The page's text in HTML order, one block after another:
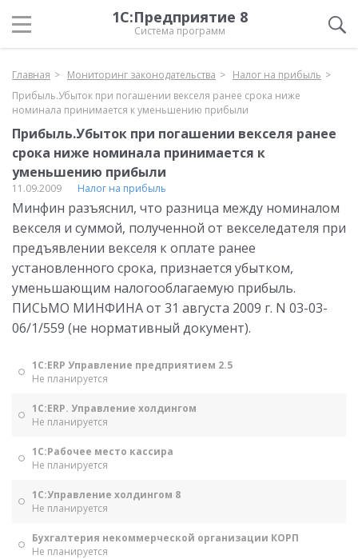
1С:Предприятие 8
Система программ
Главная Мониторинг законодательства
Налог на прибыль
Прибыль.Убыток при погашении векселя ранее срока ниже
номинала принимается к уменьшению прибыли
Прибыль.Убыток при погашении векселя ранее
срока ниже номинала принимается к
уменьшению прибыли
11.09.2009 Налог на прибыль
Минфин разъяснил, что разница между номиналом
векселя и суммой, полученной от векселедателя при
предъявлении векселя к оплате ранее
установленного срока, признается убытком,
уменьшающим налогооблагаемую прибыль.
ПИСЬМО МИНФИНА от 31 августа 2009 г. N 03-03-
06/1/559 (не нормативный документ).
1С:ERP Управление предприятием 2.5
Не планируется
1С:ERP. Управление холдингом
Не планируется
1С:Рабочее место кассира
Не планируется
1С:Управление холдингом 8
Не планируется
Бухгалтерия некоммерческой организации КОРП
Не планируется